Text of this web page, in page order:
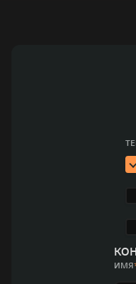
и современных
млн автомобилей в год. По
пикапов в Китае. На
ИМЯ